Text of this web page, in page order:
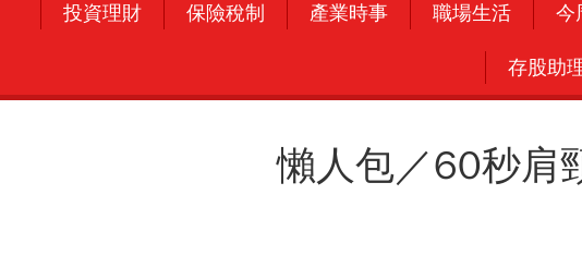
投資理財 保險稅制 產業時事 職場生活 今
存股助
懶人包／60秒肩